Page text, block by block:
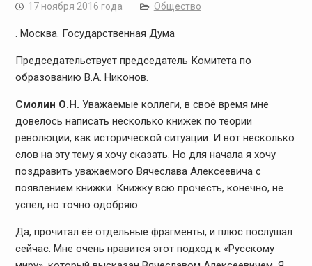
17 ноября 2016 года Общество
. Москва. Государственная Дума
Председательствует председатель Комитета по
образованию В.А. Никонов.
Смолин О.Н. Уважаемые коллеги, в своё время мне
довелось написать несколько книжек по теории
революции, как исторической ситуации. И вот несколько
слов на эту тему я хочу сказать. Но для начала я хочу
поздравить уважаемого Вячеслава Алексеевича с
появлением книжки. Книжку всю прочесть, конечно, не
успел, но точно одобряю.
Да, прочитал её отдельные фрагменты, и плюс послушал
сейчас. Мне очень нравится этот подход к «Русскому